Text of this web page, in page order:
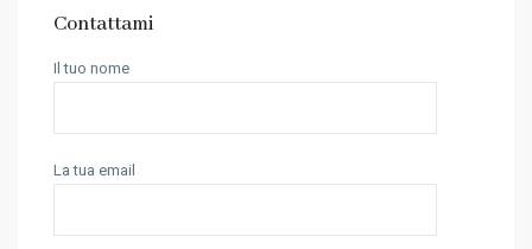
Contattami
Il tuo nome
La tua email